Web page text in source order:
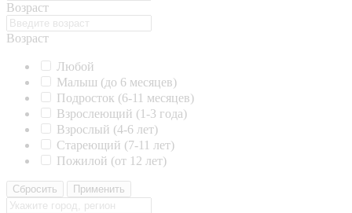
Возраст
Возраст
Любой
Малыш (до 6 месяцев)
Подросток (6-11 месяцев)
Взрослеющий (1-3 года)
Взрослый (4-6 лет)
Стареющий (7-11 лет)
Пожилой (от 12 лет)
Сбросить Применить